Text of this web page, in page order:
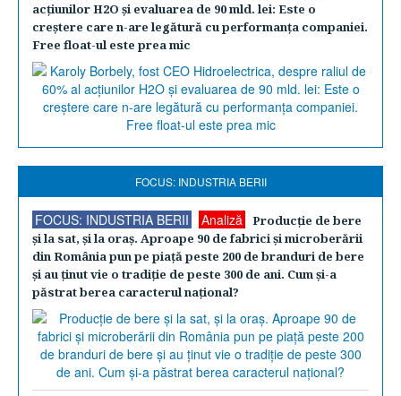
acţiunilor H2O şi evaluarea de 90 mld. lei: Este o
creştere care n-are legătură cu performanţa companiei.
Free float-ul este prea mic
FOCUS: INDUSTRIA BERII
FOCUS: INDUSTRIA BERII Analiză
Producţie de bere
şi la sat, şi la oraş. Aproape 90 de fabrici şi microberării
din România pun pe piaţă peste 200 de branduri de bere
şi au ţinut vie o tradiţie de peste 300 de ani. Cum şi-a
păstrat berea caracterul naţional?